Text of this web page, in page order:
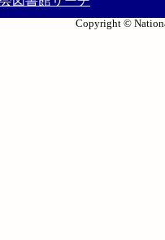
Copyright ©